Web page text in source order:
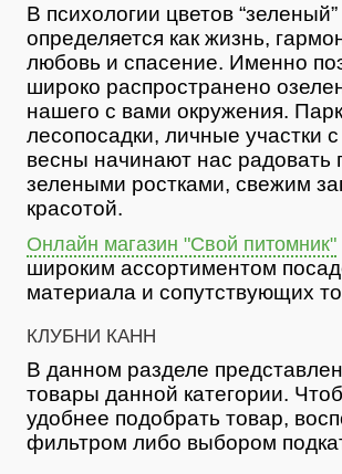
В психологии цветов “зеленый”
определяется как жизнь,
любовь и спасение. Именно
широко распространено
нашего с вами окружения.
лесопосадки, личные участки
весны начинают нас радовать
зелеными ростками, свежим
красотой.
Онлайн магазин "Свой питомник"
широким ассортиментом
материала и сопутствующих
КЛУБНИ КАНН
В данном разделе
товары данной категории.
удобнее подобрать товар,
фильтром либо выбором